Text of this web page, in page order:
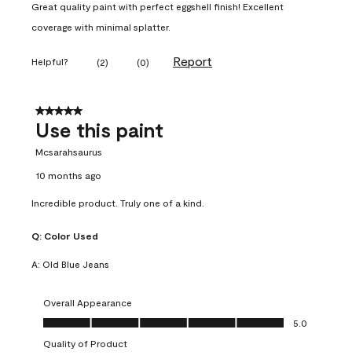
Great quality paint with perfect eggshell finish! Excellent
coverage with minimal splatter.
Helpful? (2) (0) Report
5 out of 5 stars.
Use this paint
Mcsarahsaurus
10 months ago
Incredible product. Truly one of a kind.
Q: Color Used
A: Old Blue Jeans
Overall Appearance
Overall Appearance, 5.0 out of 5
5.0
Quality of Product